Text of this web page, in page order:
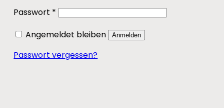
Passwort * Erforderlich
Angemeldet bleiben
Anmelden
Passwort vergessen?